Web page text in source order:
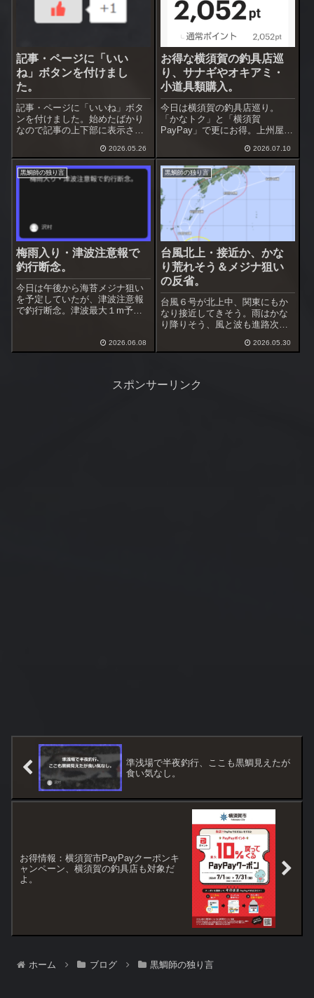
記事・ページに「いい
ね」ボタンを付けまし
た。
記事・ページに「いいね」ボタ
ンを付けました。始めたばかり
なので記事の上下部に表示させ
だけにするつもりです。記事が
良いと思ったらクリックしてく
ださい。取り消すにはもう一度
2026.05.26
お得な横須賀の釣具店巡
り、サナギやオキアミ・
小道具類購入。
今日は横須賀の釣具店巡り。
「かなトク」と「横須賀
PayPay」で更にお得。上州屋横
ト横須賀佐原店は10％＋10％の
ポイント還元。上州屋の方が還
元率高いので上州屋にあるもの
はこちらで、ポイントにしかな
い小物類は...
2026.07.10
黒鯛師の独り言
梅雨入り・津波注意報で
釣行断念。
今日は午後から海苔メジナ狙い
を予定していたが、津波注意報
で釣行断念。津波最大１m予想
予定が組めません。しばらく天
気がぐずつきそう、今週の釣行
2026.06.08
黒鯛師の独り言
台風北上・接近か、かな
り荒れそう＆メジナ狙い
の反省。
台風６号が北上中、関東にもか
なり接近してきそう。雨はかな
り降りそう、風と波も進路次第
梅雨入りするのか？、被害が出
ってくるのかな、海面に棚引く
海藻は完全に切れて...
2026.05.30
スポンサーリンク
準浅場で半夜釣行、ここも黒鯛見えたが
食い気なし。
お得情報：横須賀市PayPayクーポンキ
ャンペーン、横須賀の釣具店も対象だ
よ。
ホーム ブログ 黒鯛師の独り言